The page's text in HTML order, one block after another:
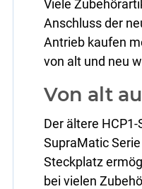
Viele
Anschluss der
Antrieb kaufen
von alt und neu
Von alt
Der ältere
SupraMatic
Steckplatz
bei vielen